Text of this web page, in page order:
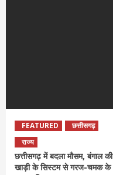
FEATURED
छत्तीसगढ़
राज्य
छत्तीसगढ़ में बदला मौसम, बंगाल की
खाड़ी के सिस्टम से गरज-चमक के